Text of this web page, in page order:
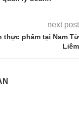
next post
thực phẩm tại Nam Từ
Liêm